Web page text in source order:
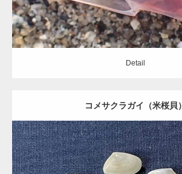
Detail
コメサクラガイ（米桜貝）